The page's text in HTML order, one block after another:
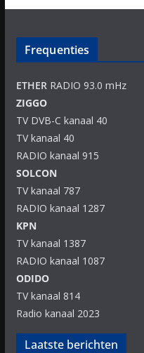
Frequenties
ETHERRADIO 93.0 mHz
ZIGGO
TV DVB-C kanaal 40
TV kanaal 40
RADIO kanaal 915
SOLCON
TV kanaal 787
RADIO kanaal 1287
KPN
TV kanaal 1387
RADIO kanaal 1087
ODIDO
TV kanaal 814
Radio kanaal 2023
Laatste berichten